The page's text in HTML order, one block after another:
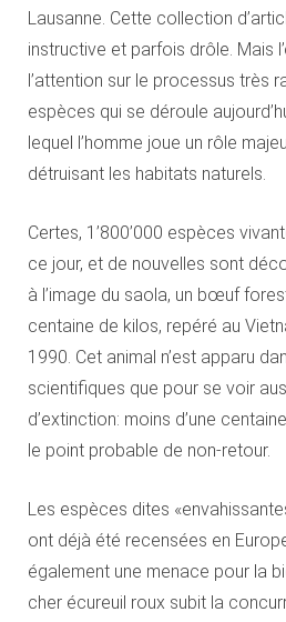
Lausanne. Cette collection
instructive et parfois drôle. Mais
l’attention sur le processus très
espèces qui se déroule
lequel l’homme joue un rôle
détruisant les habitats naturels.
Certes, 1’800’000 espèces
ce jour, et de nouvelles sont
à l’image du saola, un bœuf
centaine de kilos, repéré au
1990. Cet animal n’est apparu
scientifiques que pour se voir
d’extinction: moins d’une
le point probable de non-retour.
Les espèces dites
ont déjà été recensées en
également une menace pour la
cher écureuil roux subit la